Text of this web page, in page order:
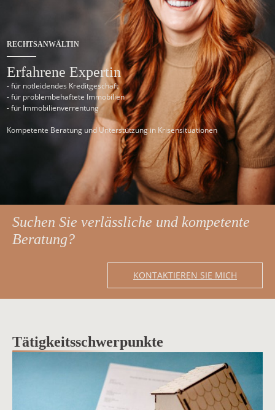
RECHTSANWÄLTIN
Erfahrene Expertin
- für notleidendes Kreditgeschäft
- für problembehaftete Immobilien
- für Immobilienverrentung
Kompetente Beratung und Unterstützung in Krisensituationen
Suchen Sie verlässliche und kompetente
Beratung?
KONTAKTIEREN SIE MICH
Tätigkeitsschwerpunkte